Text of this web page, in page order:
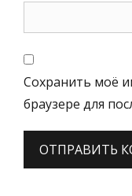
Сохранить моё
браузере для